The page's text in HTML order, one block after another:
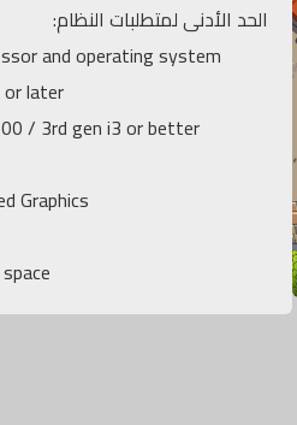
الحد الأدنى لمتطلبات النظام:
and operating system
later
/ 3rd gen i3 or better
Graphics